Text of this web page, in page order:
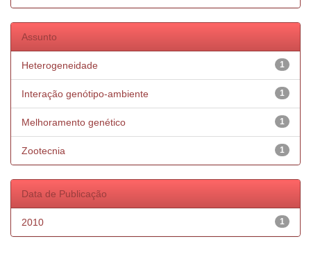
Assunto
1
Heterogeneidade
1
Interação genótipo-ambiente
1
Melhoramento genético
1
Zootecnia
Data de Publicação
1
2010